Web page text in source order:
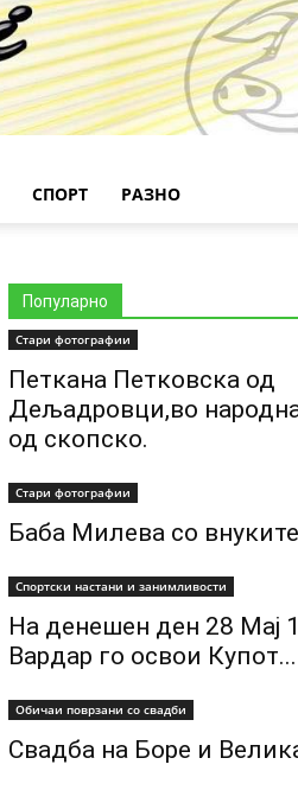
СПОРТ РАЗНО
Популарно
Стари фотографии
Петкана Петковска од
Дељадровци,во народна
од скопско.
Стари фотографии
Баба Милева со внуките
Спортски настани и занимливости
На денешен ден 28 Мај
Вардар го освои Купот...
Обичаи поврзани со свадби
Свадба на Боре и